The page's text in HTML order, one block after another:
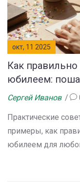
окт, 11 2025
Как
юбилеем:
примеры
Сергей Иванов
Практические
примеры, как
юбилеем для